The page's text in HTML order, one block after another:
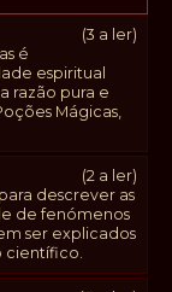
(3 a ler)
é
espiritual
razão pura e
Mágicas,
(2 a ler)
descrever as
de fenómenos
ser explicados